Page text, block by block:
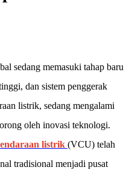
sedang memasuki tahap baru
dan sistem penggerak
listrik, sedang mengalami
oleh inovasi teknologi.
listrik (VCU) telah
tradisional menjadi pusat